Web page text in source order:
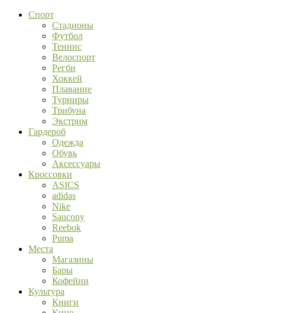
Спорт
Стадионы
Футбол
Теннис
Велоспорт
Регби
Хоккей
Плавание
Турниры
Трибуна
Экстрим
Гардероб
Одежда
Обувь
Аксессуары
Кроссовки
ASICS
adidas
Nike
Saucony
Reebok
Puma
Места
Магазины
Бары
Кофейни
Культура
Книги